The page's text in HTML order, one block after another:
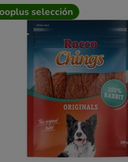
selección